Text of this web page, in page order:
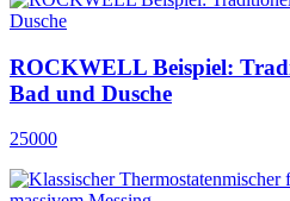
ROCKWELL Beispiel:
Bad und Dusche
25000